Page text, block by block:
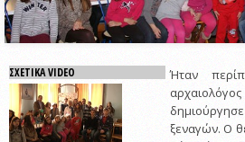
ΣΧΕΤΙΚΑ VIDEO
Ήταν
ξεναγών. Ο